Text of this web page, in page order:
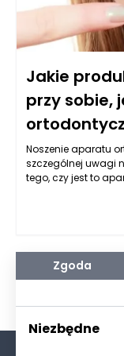
potęguje
pożyczki hipotecznej.
Jakie
przy sobie,
Noszenie aparatu
szczególnej uwagi
tego, czy jest to
produkty warto
ortodontyczny, by
zdrowie jamy
Zgoda
Niezbędne